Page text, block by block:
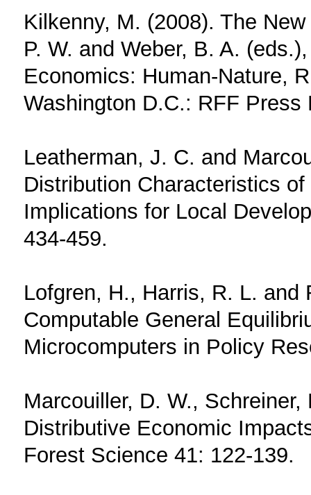
Kilkenny, M. (2008). The
P. W. and Weber, B. A.
Economics: Human-Nature,
Washington D.C.: RFF Press
Leatherman, J. C. and
Distribution Characteristics
Implications for Local
434-459.
Lofgren, H., Harris, R. L. and
Computable General
Microcomputers in Policy
Marcouiller, D. W.,
Distributive Economic
Forest Science 41: 122-139.